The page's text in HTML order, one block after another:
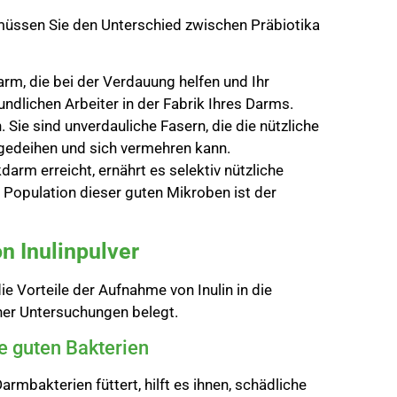
Sie den Unterschied zwischen Präbiotika
die bei der Verdauung helfen und Ihr
Arbeiter in der Fabrik Ihres Darms.
sind unverdauliche Fasern, die die nützliche
und sich vermehren kann.
erreicht, ernährt es selektiv nützliche
Population dieser guten Mikroben ist der
Inulinpulver
Vorteile der Aufnahme von Inulin in die
Untersuchungen belegt.
guten Bakterien
füttert, hilft es ihnen, schädliche